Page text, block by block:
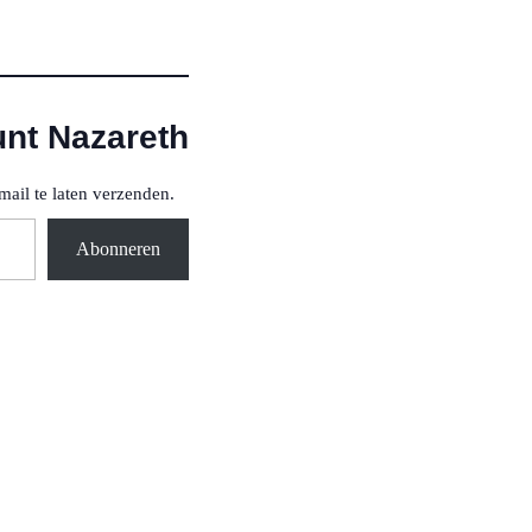
Nazareth
te laten verzenden.
Abonneren